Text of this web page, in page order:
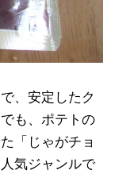
、安定したク
も、ポテトの
「じゃがチョ
気ジャンルで